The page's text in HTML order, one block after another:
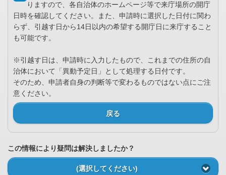
りますので、各自治体のホームページ等で来庁場所の開庁
日時を確認してください。また、申請時に選択した日付に関わ
らず、引越す日から14日以内の希望する開庁日に来庁すること
も可能です。
※引越す日は、申請時に入力したもので、これまでの住所の自
治体において「異動予定日」として処理する日付です。
そのため、申請者自身の判断等で変わるものではない点にご注
意ください。
戻る
この情報により疑問は解決しましたか？
(選択してください)